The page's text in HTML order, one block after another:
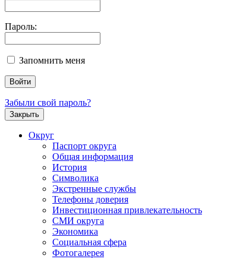
Пароль:
Запомнить меня
Забыли свой пароль?
Закрыть
Округ
Паспорт округа
Общая информация
История
Символика
Экстренные службы
Телефоны доверия
Инвестиционная привлекательность
СМИ округа
Экономика
Социальная сфера
Фотогалерея